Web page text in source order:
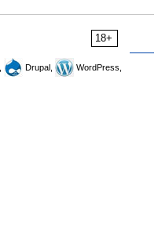
18+
Drupal,
WordPress,